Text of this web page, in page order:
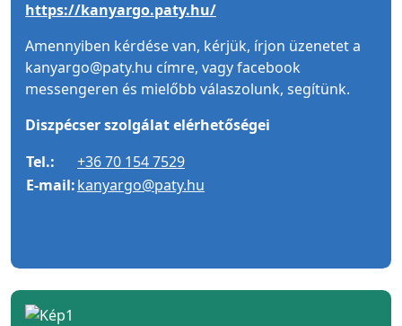
https://kanyargo.paty.hu/
Amennyiben kérdése van, kérjük, írjon üzenetet a
kanyargo@paty.hu címre, vagy facebook
messengeren és mielőbb válaszolunk, segítünk.
Diszpécser szolgálat elérhetőségei
Tel.:
+36 70 154 7529
E-mail:kanyargo@paty.hu